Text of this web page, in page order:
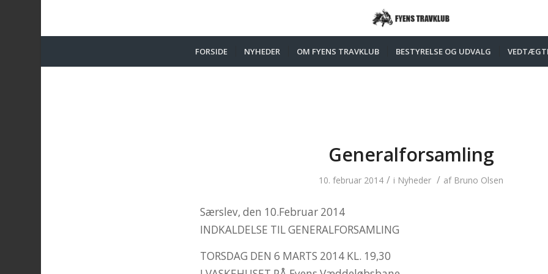
FORSIDE NYHEDER OM FYENS TRAVKLUB BESTYRELSE OG UDVALG
Generalforsamling
10. februar 2014 / i Nyheder / af Bruno Olsen
Særslev, den 10.Februar 2014
INDKALDELSE TIL GENERALFORSAMLING
TORSDAG DEN 6 MARTS 2014 KL. 19,30